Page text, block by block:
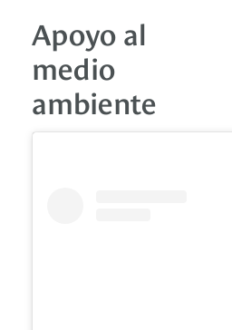
Apoyo al
medio
ambiente